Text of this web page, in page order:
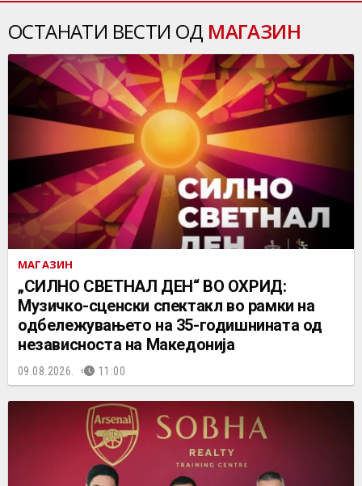
ОСТАНАТИ ВЕСТИ ОД МАГАЗИН
МАГАЗИН
„СИЛНО СВЕТНАЛ ДЕН“ ВО ОХРИД:
Музичко-сценски спектакл во рамки на
одбележувањето на 35-годишнината од
независноста на Македонија
09.08.2026. 11:00